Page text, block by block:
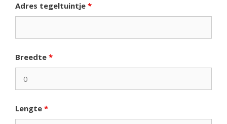
Adres tegeltuintje *
Breedte *
Lengte *